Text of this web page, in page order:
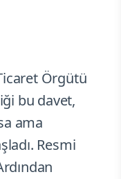
Örgütü
bu davet,
ama
Resmi